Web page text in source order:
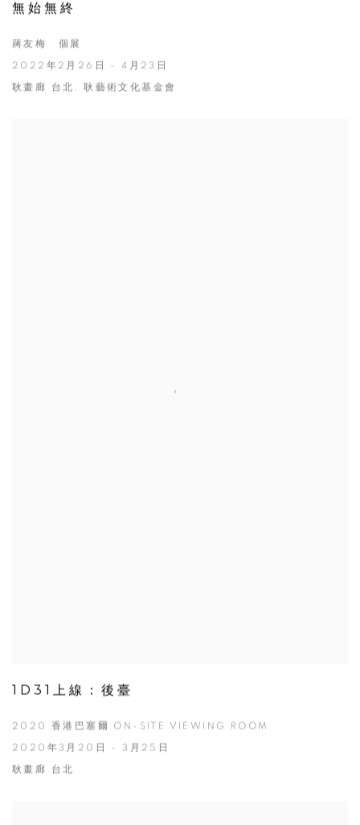
無始無終
蔣友梅 個展
2022年2月26日 - 4月23日
耿畫廊 台北, 耿藝術文化基金會
1D31上線：後臺
2020 香港巴塞爾 ON-SITE VIEWING ROOM
2020年3月20日 - 3月25日
耿畫廊 台北